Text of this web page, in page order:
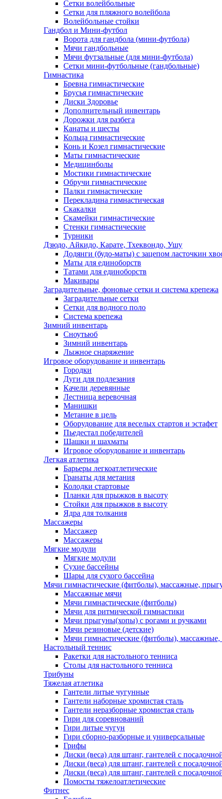
Сетки волейбольные
Сетки для пляжного волейбола
Волейбольные стойки
Гандбол и Мини-футбол
Ворота для гандбола (мини-футбола)
Мячи гандбольные
Мячи футзальные (для мини-футбола)
Сетки мини-футбольные (гандбольные)
Гимнастика
Бревна гимнастические
Брусья гимнастические
Диски Здоровье
Дополнительный инвентарь
Дорожки для разбега
Канаты и шесты
Кольца гимнастические
Конь и Козел гимнастические
Маты гимнастические
Медицинболы
Мостики гимнастические
Обручи гимнастические
Палки гимнастические
Перекладина гимнастическая
Скакалки
Скамейки гимнастические
Стенки гимнастические
Турники
Дзюдо, Айкидо, Карате, Тхеквондо, Ушу
Додянги (будо-маты) с зацепом ласточкин
Маты для единоборств
Татами для единоборств
Макивары
Заградительные, фоновые сетки и система крепежа
Заградительные сетки
Сетки для водного поло
Система крепежа
Зимний инвентарь
Сноутьюб
Зимний инвентарь
Лыжное снаряжение
Игровое оборудование и инвентарь
Городки
Дуги для подлезания
Качели деревянные
Лестница веревочная
Манишки
Метание в цель
Оборудование для веселых стартов и эстафет
Пьедестал победителей
Шашки и шахматы
Игровое оборудование и инвентарь
Легкая атлетика
Барьеры легкоатлетические
Гранаты для метания
Колодки стартовые
Планки для прыжков в высоту
Стойки для прыжков в высоту
Ядра для толкания
Массажеры
Массажер
Массажеры
Мягкие модули
Мягкие модули
Сухие бассейны
Шары для сухого бассейна
Мячи гимнастические (фитболы), массажные,
Массажные мячи
Мячи гимнастические (фитболы)
Мячи для ритмической гимнастики
Мячи прыгуны(хопы) с рогами и ручками
Мячи резиновые (детские)
Мячи гимнастические (фитболы),
Настольный теннис
Ракетки для настольного тенниса
Столы для настольного тенниса
Трибуны
Тяжелая атлетика
Гантели литые чугунные
Гантели наборные хромистая сталь
Гантели неразборные хромистая сталь
Гири для соревнований
Гири литые чугун
Гири сборно-разборные и универсальные
Грифы
Диски (веса) для штанг, гантелей с
Диски (веса) для штанг, гантелей с
Диски (веса) для штанг, гантелей с
Помосты тяжелоатлетические
Фитнес